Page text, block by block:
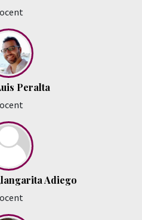
Peralta
Adiego